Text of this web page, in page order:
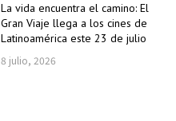
La vida encuentra el camino: El
Gran Viaje llega a los cines de
Latinoamérica este 23 de julio
8 julio, 2026